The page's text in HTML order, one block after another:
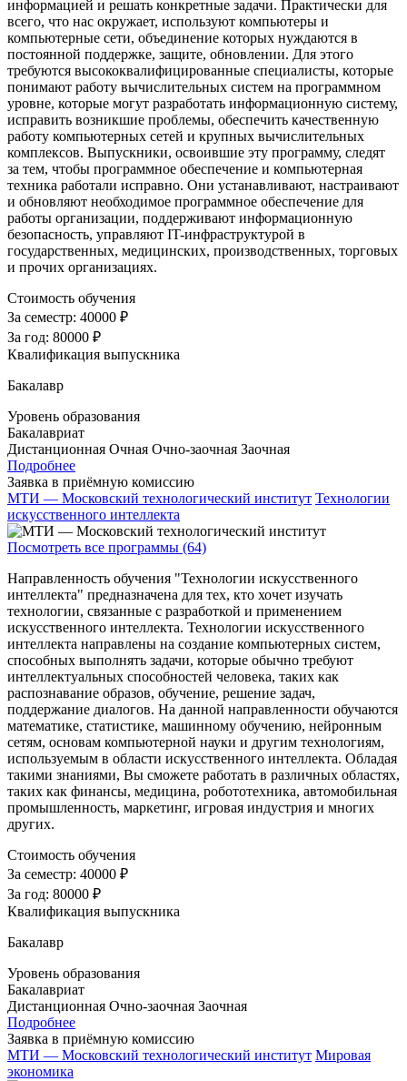
информацией и решать конкретные задачи. Практически для
всего, что нас окружает, используют компьютеры и
компьютерные сети, объединение которых нуждаются в
постоянной поддержке, защите, обновлении. Для этого
требуются высококвалифицированные специалисты, которые
понимают работу вычислительных систем на программном
уровне, которые могут разработать информационную систему,
исправить возникшие проблемы, обеспечить качественную
работу компьютерных сетей и крупных вычислительных
комплексов. Выпускники, освоившие эту программу, следят
за тем, чтобы программное обеспечение и компьютерная
техника работали исправно. Они устанавливают, настраивают
и обновляют необходимое программное обеспечение для
работы организации, поддерживают информационную
безопасность, управляют IT-инфраструктурой в
государственных, медицинских, производственных, торговых
и прочих организациях.
Стоимость обучения
За семестр: 40000 ₽
За год: 80000 ₽
Квалификация выпускника
Бакалавр
Уровень образования
Бакалавриат
Дистанционная Очная Очно-заочная Заочная
Подробнее
Заявка в приёмную комиссию
МТИ — Московский технологический институт Технологии
искусственного интеллекта
Посмотреть все программы (64)
Направленность обучения "Технологии искусственного
интеллекта" предназначена для тех, кто хочет изучать
технологии, связанные с разработкой и применением
искусственного интеллекта. Технологии искусственного
интеллекта направлены на создание компьютерных систем,
способных выполнять задачи, которые обычно требуют
интеллектуальных способностей человека, таких как
распознавание образов, обучение, решение задач,
поддержание диалогов. На данной направленности обучаются
математике, статистике, машинному обучению, нейронным
сетям, основам компьютерной науки и другим технологиям,
используемым в области искусственного интеллекта. Обладая
такими знаниями, Вы сможете работать в различных областях,
таких как финансы, медицина, робототехника, автомобильная
промышленность, маркетинг, игровая индустрия и многих
других.
Стоимость обучения
За семестр: 40000 ₽
За год: 80000 ₽
Квалификация выпускника
Бакалавр
Уровень образования
Бакалавриат
Дистанционная Очно-заочная Заочная
Подробнее
Заявка в приёмную комиссию
МТИ — Московский технологический институт Мировая
экономика